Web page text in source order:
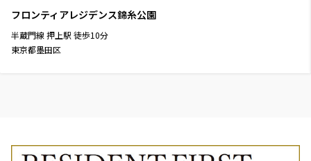
フロンティアレジデンス錦糸公園
半蔵門線 押上駅 徒歩10分
東京都墨田区